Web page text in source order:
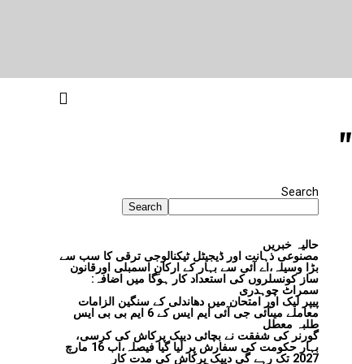
Search
Search
حالیہ خبریں
مصنوعی ذہانت اور ڈیجیٹل ٹیکنالوجی ترقی کا سب سے
بڑا وسیلہ،اے آئی سے بہار کے ارکانِ اسمبلی اورقانون
ساز کونسلروں کی استعداد کار ہوگا میں اضافہ:
سمراٹ چوہدری
پیپر لیک اور امتحان میں دھاندلی کے سنگین الزامات
معاملے میںآئی جی آئی ایم ایس کے 6 ایم بی بی ایس
طلبہ معطل
گورنر کی شفقت نے بچائی دیپک پرکاش کی کرسی،
بہار حکومت کی سفارش پر لیا گیا فیصلہ،اب 16 مارچ
2027 تک رہے گی دیپک پرکاش کی مدت کار